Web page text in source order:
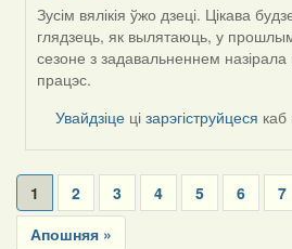
In
reply
to
by
Harrier
Зусім вялікія ўжо дзеці. Цікава
глядзець, як вылятаюць, у
сезоне з задавальненнем назірала
працэс.
Увайдзіце цізарэгіструйцеся каб
Pagination
Current
page
1 Page
2 Page
3 Page
4 Page
5 Page
6 7
Last
Апошняя »